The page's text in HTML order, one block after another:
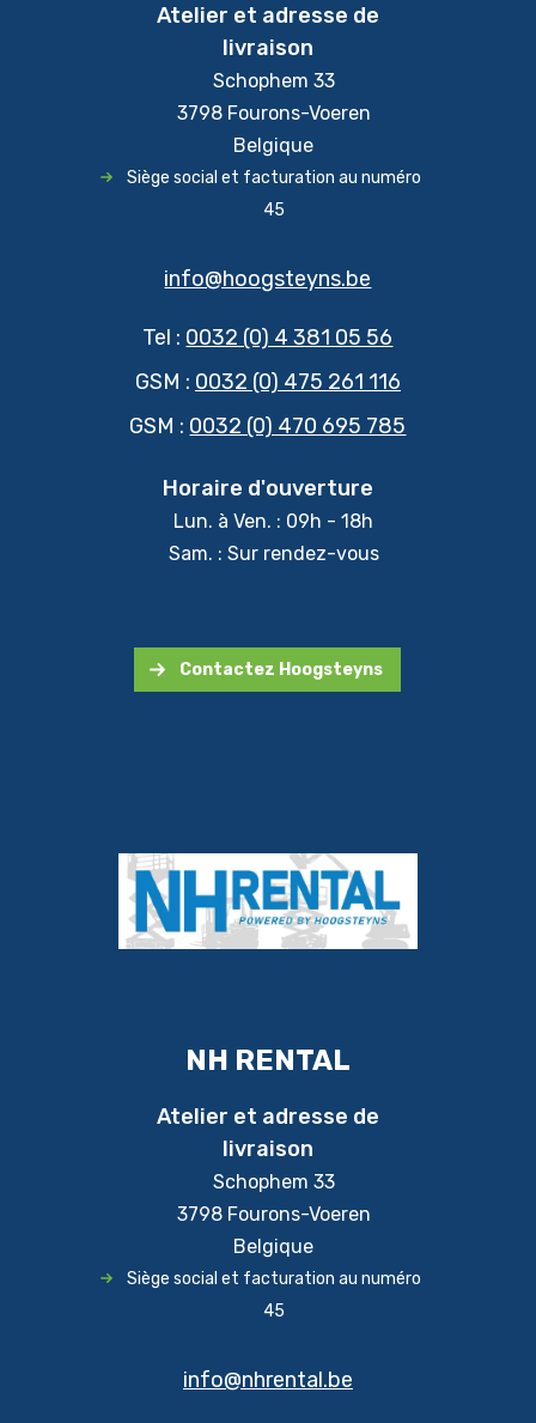
Atelier et adresse de
livraison
Schophem 33
3798 Fourons-Voeren
Belgique
Siège social et facturation au numéro
45
info@hoogsteyns.be
Tel : 0032 (0) 4 381 05 56
GSM : 0032 (0) 475 261 116
GSM : 0032 (0) 470 695 785
Horaire d'ouverture
Lun. à Ven. : 09h - 18h
Sam. : Sur rendez-vous
Contactez Hoogsteyns
NH RENTAL
Atelier et adresse de
livraison
Schophem 33
3798 Fourons-Voeren
Belgique
Siège social et facturation au numéro
45
info@nhrental.be